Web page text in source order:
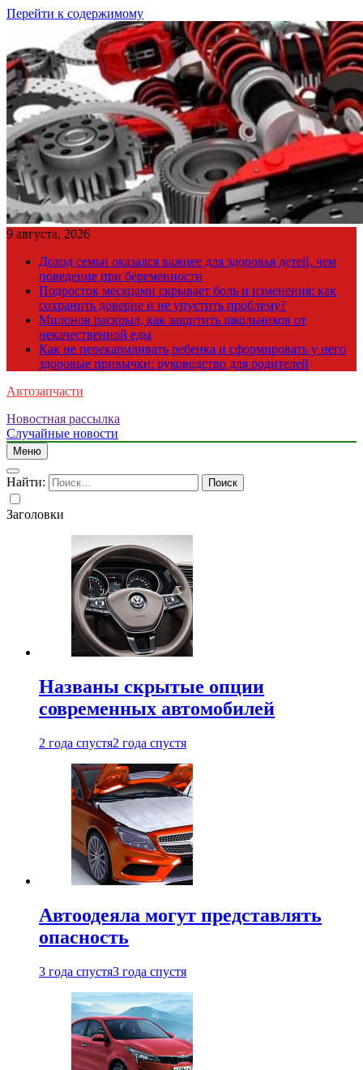
Перейти к содержимому
9 августа, 2026
Доход семьи оказался важнее для здоровья детей, чем
поведение при беременности
Подросток месяцами скрывает боль и изменения: как
сохранить доверие и не упустить проблему?
Милонов раскрыл, как защитить школьников от
некачественной еды
Как не перекармливать ребенка и сформировать у него
здоровые привычки: руководство для родителей
Автозапчасти
Новостная рассылка
Случайные новости
Меню
Найти:
Заголовки
Названы скрытые опции
современных автомобилей
2 года спустя2 года спустя
Автоодеяла могут представлять
опасность
3 года спустя3 года спустя